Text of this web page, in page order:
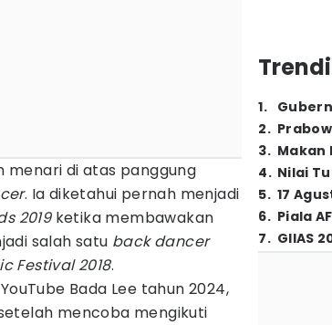
menari di atas panggung
. Ia diketahui pernah menjadi
2019ketika membawakan
salah satu back dancer
Festival 2018.
Bada Lee tahun 2024,
mencoba mengikuti
1.
2.
3. Makan
4. Nilai
5. 17
6. Piala
7. GIIAS